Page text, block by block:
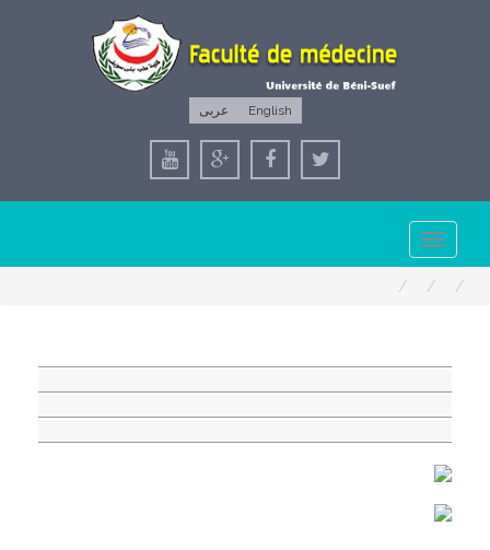
English عربى
Toggle
navigation